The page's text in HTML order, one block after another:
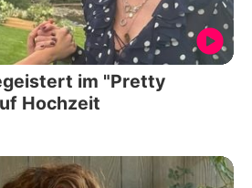
im "Pretty
Hochzeit